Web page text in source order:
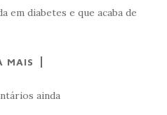
em diabetes e que acaba de
MAIS
ainda